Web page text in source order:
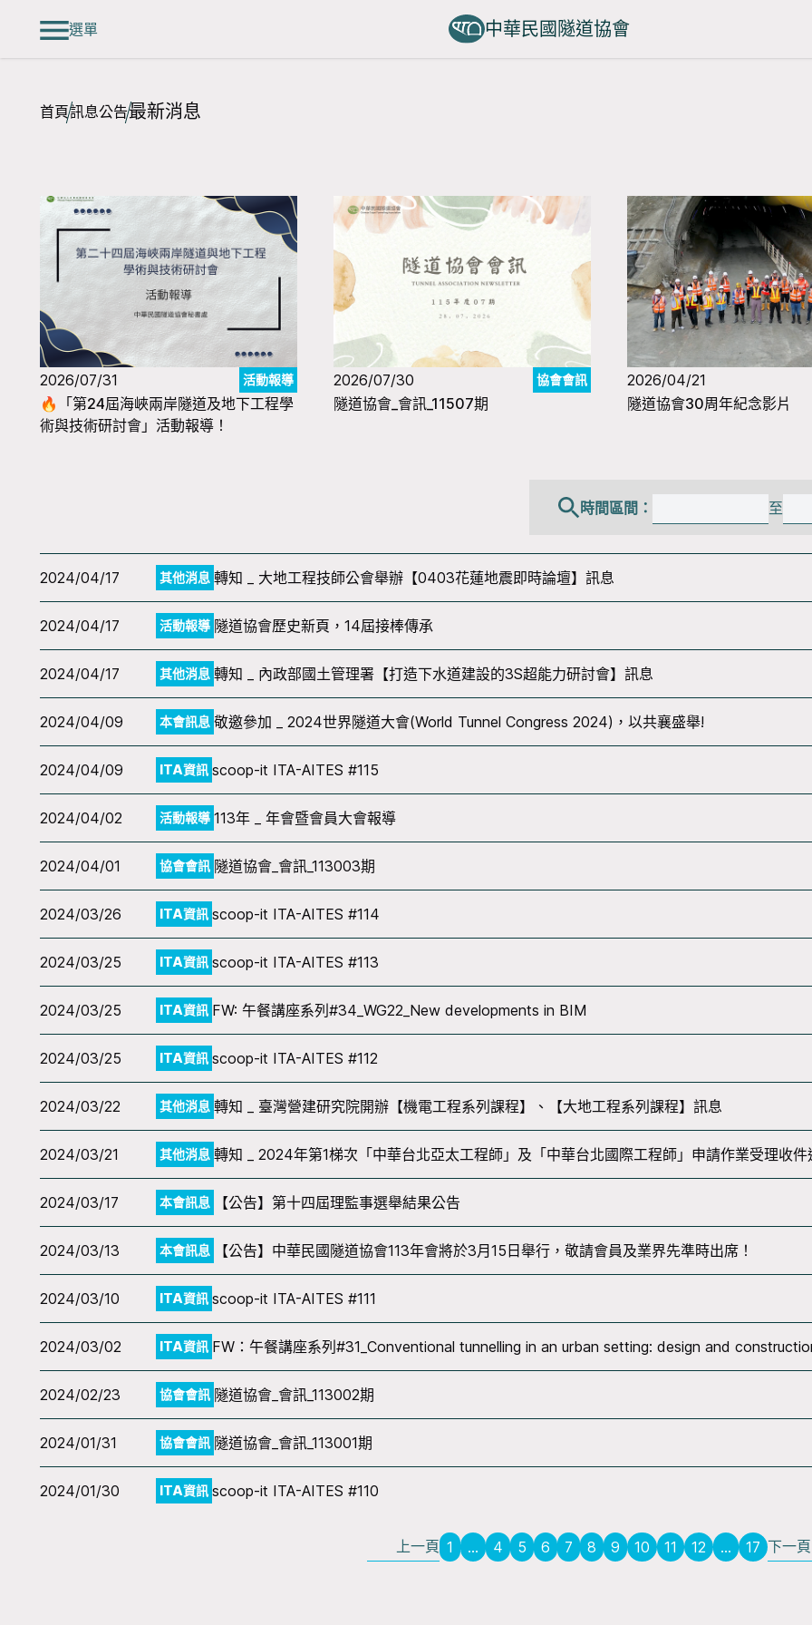
選單 中華民國隧道協會
首頁訊息公告最新消息
2026/07/31 活動報導
🔥「第24屆海峽兩岸隧道及地下工程學
術與技術研討會」活動報導！
2026/07/30 協會會訊
隧道協會_會訊_11507期
2026/04/21
隧道協會30周年紀念影片
時間區間： 至
2024/04/17 其他消息 轉知 _ 大地工程技師公會舉辦【0403花蓮地震即時論壇】訊息
2024/04/17 活動報導 隧道協會歷史新頁，14屆接棒傳承
2024/04/17 其他消息 轉知 _ 內政部國土管理署【打造下水道建設的3S超能力研討會】訊息
2024/04/09 本會訊息 敬邀參加 _ 2024世界隧道大會(World Tunnel Congress 2024)，以共襄盛舉!
2024/04/09 ITA資訊 scoop-it ITA-AITES #115
2024/04/02 活動報導 113年 _ 年會暨會員大會報導
2024/04/01 協會會訊 隧道協會_會訊_113003期
2024/03/26 ITA資訊 scoop-it ITA-AITES #114
2024/03/25 ITA資訊 scoop-it ITA-AITES #113
2024/03/25 ITA資訊 FW: 午餐講座系列#34_WG22_New developments in BIM
2024/03/25 ITA資訊 scoop-it ITA-AITES #112
2024/03/22 其他消息 轉知 _ 臺灣營建研究院開辦【機電工程系列課程】、【大地工程系列課程】訊息
2024/03/21 其他消息 轉知 _ 2024年第1梯次「中華台北亞太工程師」及「中華台北國際工程師」申請作業受理收件
2024/03/17 本會訊息 【公告】第十四屆理監事選舉結果公告
2024/03/13 本會訊息 【公告】中華民國隧道協會113年會將於3月15日舉行，敬請會員及業界先準時出席！
2024/03/10 ITA資訊 scoop-it ITA-AITES #111
2024/03/02 ITA資訊 FW：午餐講座系列#31_Conventional tunnelling in an urban setting: design and
2024/02/23 協會會訊 隧道協會_會訊_113002期
2024/01/31 協會會訊 隧道協會_會訊_113001期
2024/01/30 ITA資訊 scoop-it ITA-AITES #110
上一頁 1 ... 4 5 6 7 8 9 10 11 12 ... 17 下一頁